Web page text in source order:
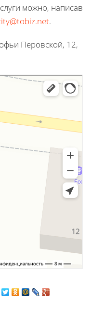
можно, написав
.
Перовской, 12,